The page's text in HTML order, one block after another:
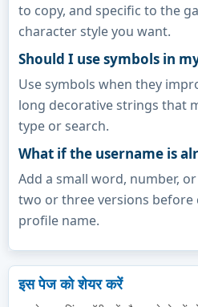
to copy, and specific to the
character style you want.
Should I use symbols in
Use symbols when they
long decorative strings that
type or search.
What if the username is
Add a small word, number,
two or three versions before
profile name.
इस पेज को शेयर करें